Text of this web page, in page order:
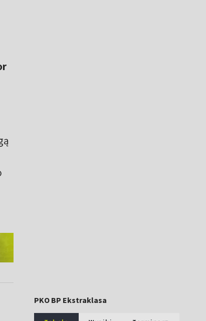
PKO BP Ekstraklasa